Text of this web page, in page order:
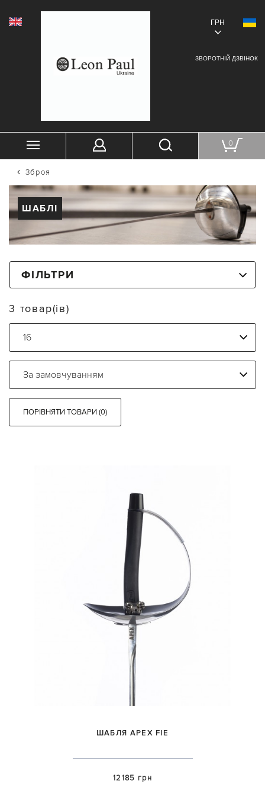
ЗВОРОТНІЙ ДЗВІНОК
ГРН
0
Зброя
ШАБЛІ
ФІЛЬТРИ
3 товар(ів)
ПОРІВНЯТИ ТОВАРИ (0)
ШАБЛЯ APEX FIE
12185 грн